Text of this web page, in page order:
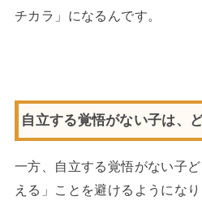
チカラ」になるんです。
自立する覚悟がない子は、
一方、自立する覚悟がない子
える」ことを避けるようになり